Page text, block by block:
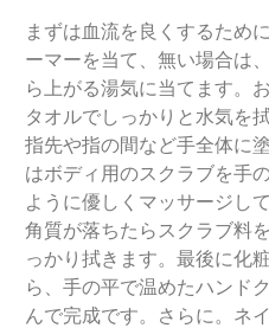
まずは血流を良くするため
ーマーを当て、無い場合は
ら上がる湯気に当てます。
タオルでしっかりと水気を
指先や指の間など手全体に
はボディ用のスクラブを手
ように優しくマッサージし
角質が落ちたらスクラブ料
っかり拭きます。最後に化
ら、手の平で温めたハンド
んで完成です。さらに。ネ